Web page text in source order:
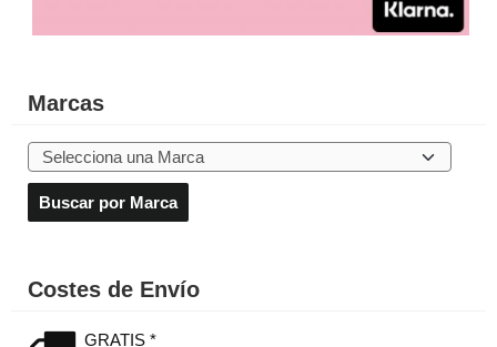
Marcas
Costes de Envío
GRATIS *